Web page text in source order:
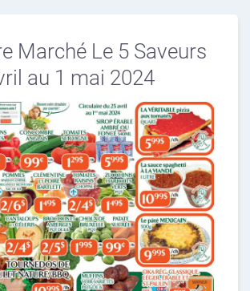
Marché Le 5 Saveurs
au 1 mai 2024